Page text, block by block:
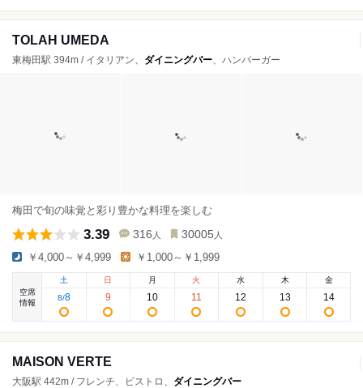
TOLAH UMEDA
東梅田駅 394m / イタリアン、 ダイニングバー、ハンバーガー
梅田で旬の味覚と彩り豊かな料理を楽しむ
3.39 316 人 30005 人
￥4,000～￥4,999 ￥1,000～￥1,999
空席
情報
土
8/8
日
9
月
10
火
11
水
12
木
13
金
14
MAISON VERTE
大阪駅 442m / フレンチ、ビストロ、 ダイニングバー